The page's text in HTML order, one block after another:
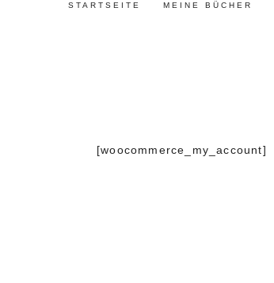
STARTSEITE MEINE BÜCHER
[woocommerce_my_account]